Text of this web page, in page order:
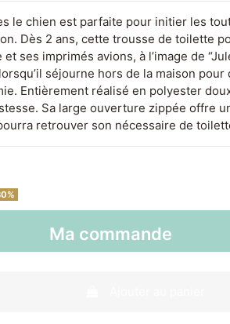
le chien est parfaite pour initier les
Dès 2 ans, cette trousse de toilette
ses imprimés avions, à l’image de
séjourne hors de la maison
Entièrement réalisé en polyester
Sa large ouverture zippée offre
retrouver son nécessaire de
Ma commande